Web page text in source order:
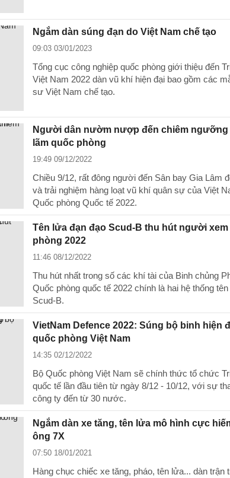
Ngắm dàn súng đạn do Việt Nam chế tạo
09:03 03/01/2023
Tổng cục công nghiệp quốc phòng giới thiệu đến
Việt Nam 2022 dàn vũ khí hiện đại bao gồm các
sư Việt Nam chế tạo.
Người dân nườm nượp đến chiêm ngưỡng
lãm quốc phòng
19:49 09/12/2022
Chiều 9/12, rất đông người đến Sân bay Gia Lâm
và trải nghiệm hàng loạt vũ khí quân sự của Việt
Quốc phòng Quốc tế 2022.
Tên lửa đạn đạo Scud-B thu hút người xem
phòng 2022
11:46 08/12/2022
Thu hút nhất trong số các khí tài của Binh chủng
Quốc phòng quốc tế 2022 chính là hai hệ thống
Scud-B.
VietNam Defence 2022: Súng bộ binh hiện
quốc phòng Việt Nam
14:35 02/12/2022
Bộ Quốc phòng Việt Nam sẽ chính thức tổ chức
quốc tế lần đầu tiên từ ngày 8/12 - 10/12, với sự
công ty đến từ 30 nước.
Ngắm dàn xe tăng, tên lửa mô hình cực
ông 7X
07:50 18/01/2021
Hàng chục chiếc xe tăng, pháo, tên lửa... dàn trận